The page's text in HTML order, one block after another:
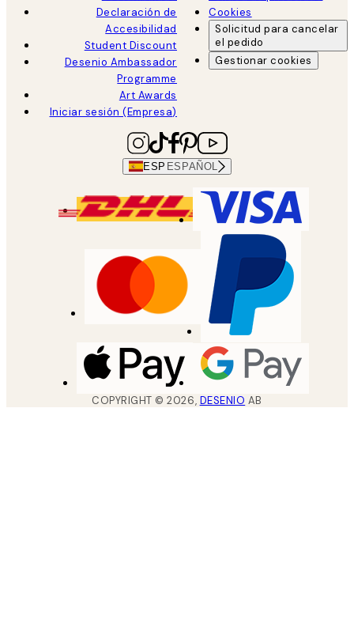
Declaración de
Accesibilidad
Student Discount
Desenio Ambassador
Programme
Art Awards
Iniciar sesión (Empresa)
Cookies
Solicitud para cancelar
el pedido
Gestionar cookies
ESP ESPAÑOL
COPYRIGHT ©2026, DESENIO AB